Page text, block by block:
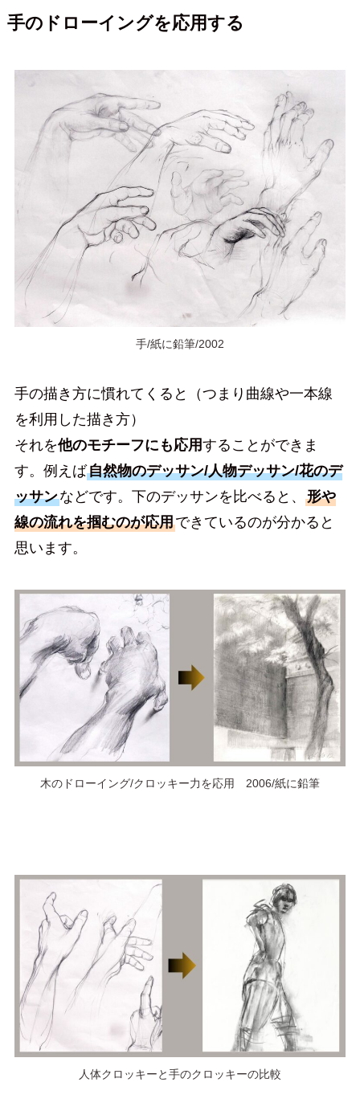
手のドローイングを応用する
手/紙に鉛筆/2002
手の描き方に慣れてくると（つまり曲線や一本線
を利用した描き方）
それを他のモチーフにも応用することができま
す。例えば自然物のデッサン/人物デッサン/花のデ
ッサンなどです。下のデッサンを比べると、 形や
線の流れを掴むのが応用できているのが分かると
思います。
木のドローイング/クロッキー力を応用 2006/紙に鉛筆
人体クロッキーと手のクロッキーの比較